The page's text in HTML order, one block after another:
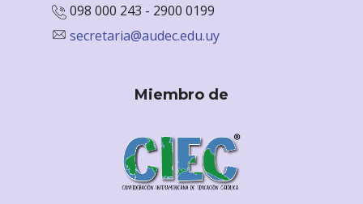
098 000 243 - 2900 0199
secretaria@audec.edu.uy
Miembro de